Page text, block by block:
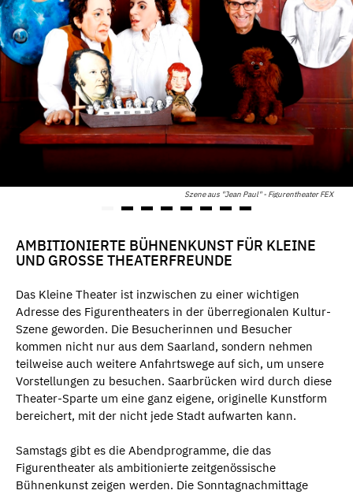
Szene aus "Jean Paul" - Figurentheater FEX
AMBITIONIERTE BÜHNENKUNST FÜR KLEINE
UND GROSSE THEATERFREUNDE
Das Kleine Theater ist inzwischen zu einer wichtigen
Adresse des Figurentheaters in der überregionalen Kultur-
Szene geworden. Die Besucherinnen und Besucher
kommen nicht nur aus dem Saarland, sondern nehmen
teilweise auch weitere Anfahrtswege auf sich, um unsere
Vorstellungen zu besuchen. Saarbrücken wird durch diese
Theater-Sparte um eine ganz eigene, originelle Kunstform
bereichert, mit der nicht jede Stadt aufwarten kann.
Samstags gibt es die Abendprogramme, die das
Figurentheater als ambitionierte zeitgenössische
Bühnenkunst zeigen werden. Die Sonntagnachmittage